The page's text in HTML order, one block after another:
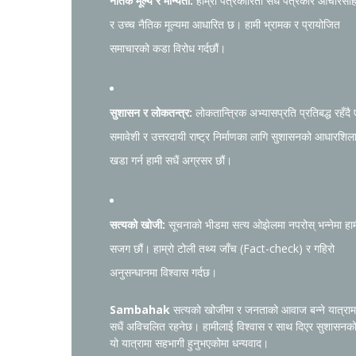
र उच्च नैतिक मूल्यमा आधारित छ। हामी भ्रामक र प्रायोजित
समाचारको कडा विरोध गर्दछौं।
सुशासन र लोकतन्त्र: लोकतान्त्रिक अभ्यासप्रति प्रतिबद्ध रहँदै
समावेशी र उत्तरदायी राष्ट्र निर्माणका लागि सुशासनको आधारशिला
खडा गर्न हामी सधैं अग्रसर छौं।
सत्यको खोजी: सूचनाको भीडमा सत्य ओझेलमा नपरोस् भन्नेमा
सजग छौं। हाम्रो टोली तथ्य जाँच (Fact-check) र गहिरो
अनुसन्धानमा विश्वास गर्दछ।
Sambahak सत्यको खोजीमा र जनताको आवाज बन्ने
सधैं अविचलित रहनेछ। हामीलाई विश्वास र साथ दिएर सुशासनको
यो यात्रामा सहभागी हुनुभएकोमा धन्यवाद।